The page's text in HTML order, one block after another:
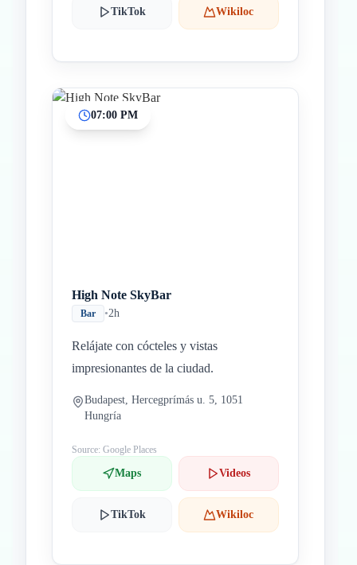
TikTok Wikiloc
07:00 PM
High Note SkyBar
Bar •2h
Relájate con cócteles y vistas
impresionantes de la ciudad.
Budapest, Hercegprímás u. 5, 1051
Hungría
Source: Google Places
Maps Videos
TikTok Wikiloc